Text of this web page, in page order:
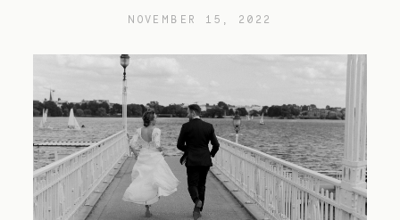
Reportagen
Preise
Kontakt
NOVEMBER 15, 2022